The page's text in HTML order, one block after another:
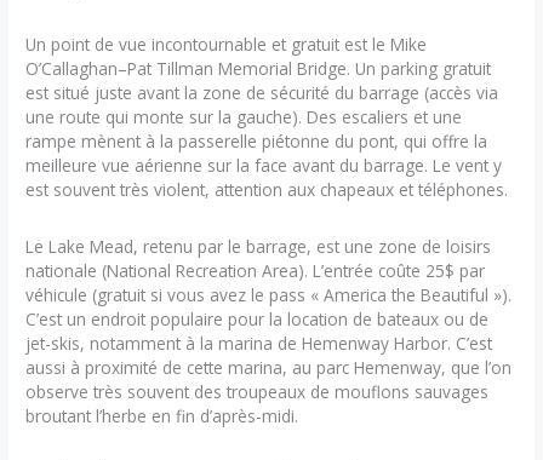
Un point de vue incontournable et gratuit est le Mike
O’Callaghan–Pat Tillman Memorial Bridge. Un parking gratuit
est situé juste avant la zone de sécurité du barrage (accès via
une route qui monte sur la gauche). Des escaliers et une
rampe mènent à la passerelle piétonne du pont, qui offre la
meilleure vue aérienne sur la face avant du barrage. Le vent y
est souvent très violent, attention aux chapeaux et téléphones.
Le Lake Mead, retenu par le barrage, est une zone de loisirs
nationale (National Recreation Area). L’entrée coûte 25$ par
véhicule (gratuit si vous avez le pass « America the Beautiful »).
C’est un endroit populaire pour la location de bateaux ou de
jet-skis, notamment à la marina de Hemenway Harbor. C’est
aussi à proximité de cette marina, au parc Hemenway, que l’on
observe très souvent des troupeaux de mouflons sauvages
broutant l’herbe en fin d’après-midi.